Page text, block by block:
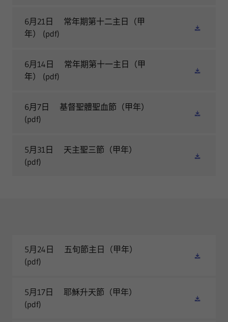
6月21日 常年期第十二主日（甲
年）
(pdf)
6月14日 常年期第十一主日（甲
年）
(pdf)
6月7日 基督聖體聖血節（甲年）
(pdf)
5月31日 天主聖三節（甲年）
(pdf)
5月24日 五旬節主日（甲年）
(pdf)
5月17日 耶穌升天節（甲年）
(pdf)